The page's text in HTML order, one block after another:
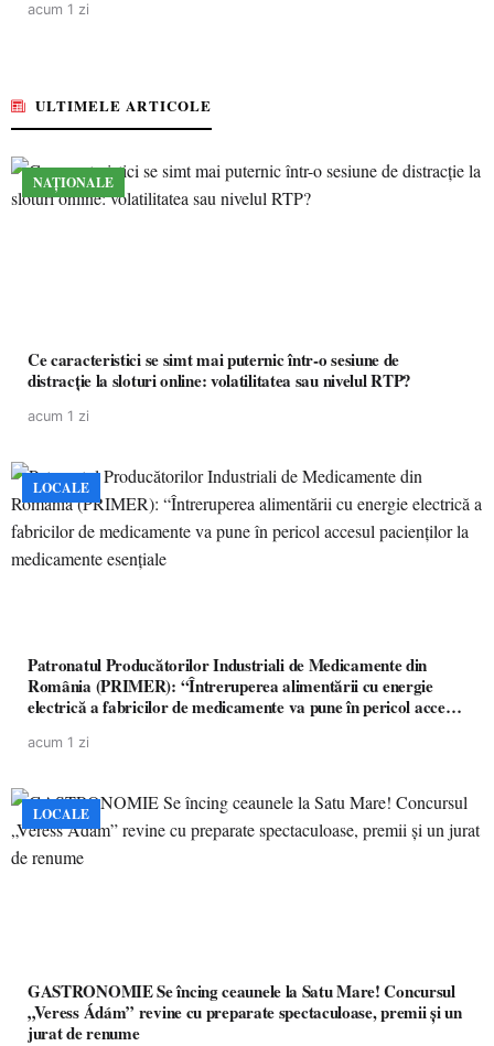
acum 1 zi
ULTIMELE ARTICOLE
NAȚIONALE
Ce caracteristici se simt mai puternic într-o sesiune de
distracție la sloturi online: volatilitatea sau nivelul RTP?
acum 1 zi
LOCALE
Patronatul Producătorilor Industriali de Medicamente din
România (PRIMER): “Întreruperea alimentării cu energie
electrică a fabricilor de medicamente va pune în pericol accesul
acum 1 zi
LOCALE
GASTRONOMIE Se încing ceaunele la Satu Mare! Concursul
„Veress Ádám” revine cu preparate spectaculoase, premii și un
jurat de renume